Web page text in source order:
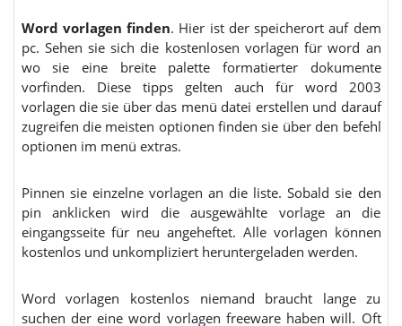
Word vorlagen finden. Hier ist der speicherort auf dem
pc. Sehen sie sich die kostenlosen vorlagen für word an
wo sie eine breite palette formatierter dokumente
vorfinden. Diese tipps gelten auch für word 2003
vorlagen die sie über das menü datei erstellen und darauf
zugreifen die meisten optionen finden sie über den befehl
optionen im menü extras.
Pinnen sie einzelne vorlagen an die liste. Sobald sie den
pin anklicken wird die ausgewählte vorlage an die
eingangsseite für neu angeheftet. Alle vorlagen können
kostenlos und unkompliziert heruntergeladen werden.
Word vorlagen kostenlos niemand braucht lange zu
suchen der eine word vorlagen freeware haben will. Oft